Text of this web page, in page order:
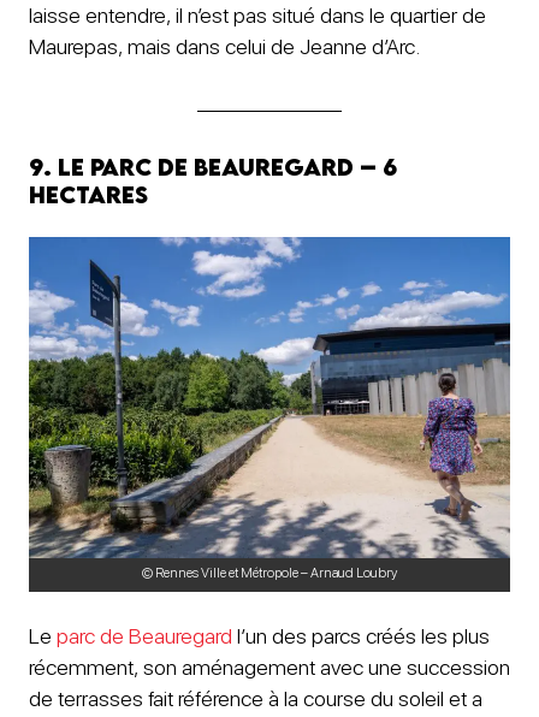
laisse entendre, il n’est pas situé dans le quartier de
Maurepas, mais dans celui de Jeanne d’Arc.
9. Le Parc de Beauregard – 6
hectares
© Rennes Ville et Métropole – Arnaud Loubry
Le parc de Beauregard l’un des parcs créés les plus
récemment, son aménagement avec une succession
de terrasses fait référence à la course du soleil et a